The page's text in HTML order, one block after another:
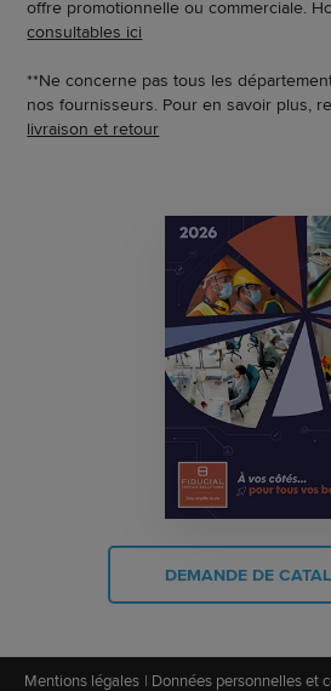
offre promotionnelle ou commerciale.
consultables ici
**Ne concerne pas tous les
nos fournisseurs. Pour en savoir plus,
livraison et retour
DEMANDE DE
Mentions légales Données personnelles et